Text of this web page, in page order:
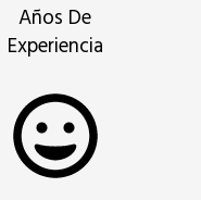
Años De
Experiencia